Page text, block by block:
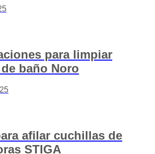
para limpiar
baño Noro
afilar cuchillas de
STIGA